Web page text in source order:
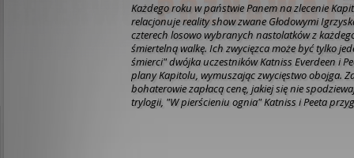
Każdego roku w państwie Panem na zlecenie
relacjonuje reality show zwane Głodowymi
czterech losowo wybranych nastolatków z
śmiertelną walkę. Ich zwycięzca może być tylko
śmierci" dwójka uczestników Katniss Everdeen i
plany Kapitolu, wymuszając zwycięstwo obojga.
bohaterowie zapłacą cenę, jakiej się nie
trylogii, "W pierścieniu ognia" Katniss i Peeta